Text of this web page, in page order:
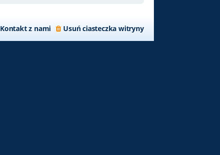
Usuń ciasteczka witryny
Kontakt z nami